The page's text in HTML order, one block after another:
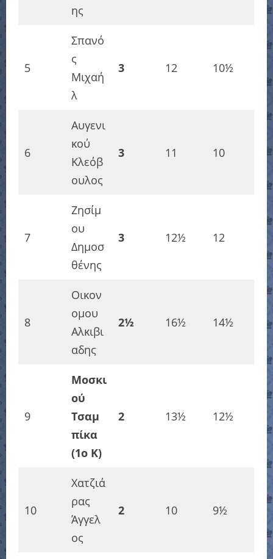
ης
5
Σπανό
ς
Μιχαή
λ
3 12 10½
6
Αυγενι
κού
Κλεόβ
ουλος
3 11 10
7
Ζησίμ
ου
Δημοσ
θένης
3 12½ 12
8
Οικον
ομου
Αλκιβι
αδης
2½ 16½ 14½
9
Μοσκι
ού
Τσαμ
πίκα
(1o K)
2 13½ 12½
10
Χατζιά
ρας
Άγγελ
ος
2 10 9½